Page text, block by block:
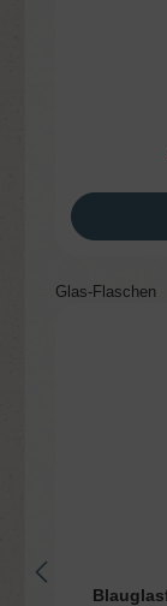
Produktgalerie
Glas-Flaschen